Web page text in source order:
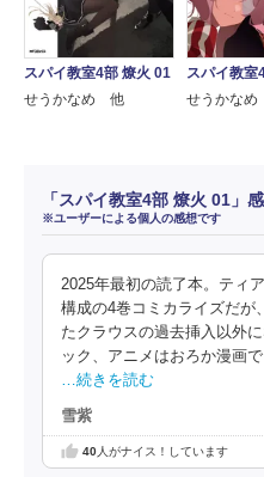
スパイ教室4部 燎火 01
せうかなめ 他
スパイ教室
せうかな
「スパイ教室4部 燎火 01」
※ユーザーによる個人の感想です
2025年最初の読了本。ティ
構成の4巻コミカライズだが
たクラウスの過去挿入以外
ック、アニメはおろか漫画
…続きを読む
雪紫
40人がナイス！しています